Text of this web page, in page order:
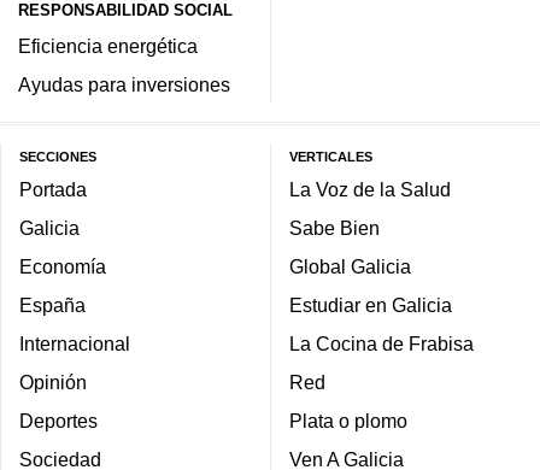
RESPONSABILIDAD SOCIAL
Eficiencia energética
Ayudas para inversiones
SECCIONES
Portada
Galicia
Economía
España
Internacional
Opinión
Deportes
Sociedad
VERTICALES
La Voz de la Salud
Sabe Bien
Global Galicia
Estudiar en Galicia
La Cocina de Frabisa
Red
Plata o plomo
Ven A Galicia